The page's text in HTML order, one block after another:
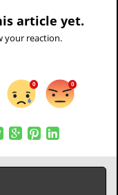
article yet.
your reaction.